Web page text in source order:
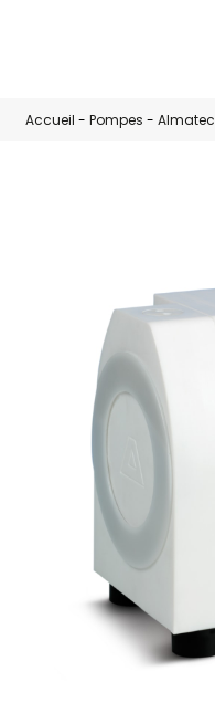
Skip to main content
Accueil -Pompes -Almatec